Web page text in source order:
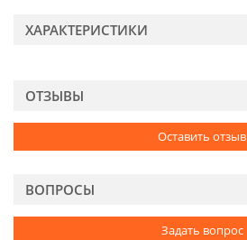
ХАРАКТЕРИСТИКИ
ОТЗЫВЫ
Оставить отзыв
ВОПРОСЫ
Задать вопрос